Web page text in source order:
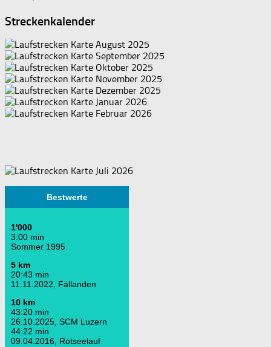
Streckenkalender
Bestwerte
1'000
3:00 min
Sommer 1995
5 km
20:43 min
11.11.2022, Fällanden
10 km
43:20 min
26.10.2025, SCM Luzern
44:22 min
09.04.2016, Rotseelauf